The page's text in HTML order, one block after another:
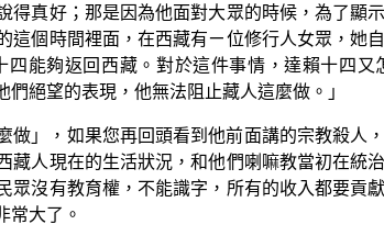
真好；那是因為他面對大眾的時候，為了顯
個時間裡面，在西藏有ㄧ位修行人女眾，她
能夠返回西藏。對於這件事情，達賴十四
絕望的表現，他無法阻止藏人這麼做。」
」，如果您再回頭看到他前面講的宗教殺人
人現在的生活狀況，和他們喇嘛教當初在統
沒有教育權，不能識字，所有的收入都要貢
常大了。